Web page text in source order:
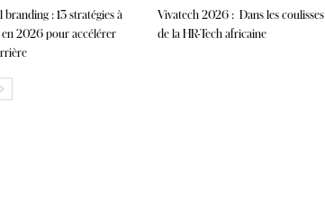
branding : 13 stratégies à
2026 pour accélérer
Vivatech 2026 : Dans les coulisses
de la HR-Tech africaine